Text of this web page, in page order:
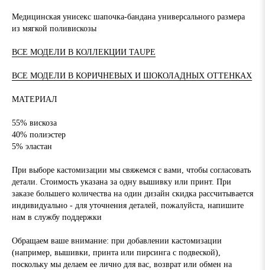
Медицинская унисекс шапочка-бандана универсального размера
из мягкой поливискозы
ВСЕ МОДЕЛИ В КОЛЛЕКЦИИ TAUPE
ВСЕ МОДЕЛИ В КОРИЧНЕВЫХ И ШОКОЛАДНЫХ ОТТЕНКАХ
МАТЕРИАЛ
55% вискоза
40% полиэстер
5% эластан
При выборе кастомизации мы свяжемся с вами, чтобы согласовать
детали. Стоимость указана за одну вышивку или принт. При
заказе большего количества на один дизайн скидка рассчитывается
индивидуально - для уточнения деталей, пожалуйста, напишите
нам в службу поддержки
Обращаем ваше внимание: при добавлении кастомизации
(например, вышивки, принта или пирсинга с подвеской),
поскольку мы делаем ее лично для вас, возврат или обмен на